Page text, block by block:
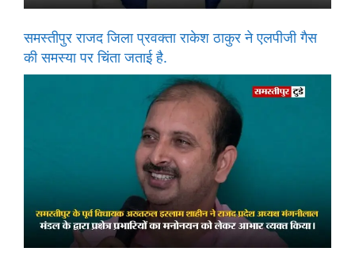
समस्तीपुर राजद जिला प्रवक्ता राकेश ठाकुर ने एलपीजी गैस
की समस्या पर चिंता जताई है.